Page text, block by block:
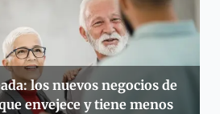
los nuevos negocios de
envejece y tiene menos